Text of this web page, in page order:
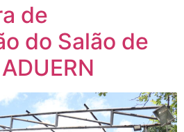
de
do Salão de